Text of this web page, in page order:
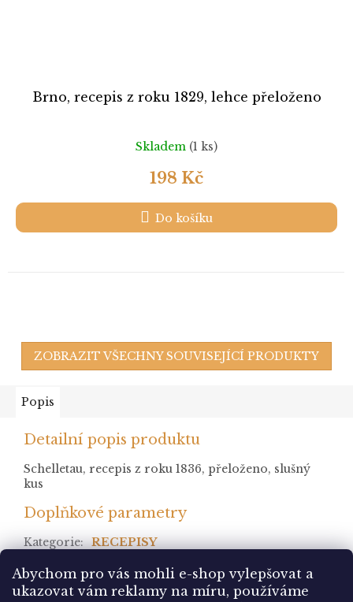
Abychom pro vás mohli e-shop vylepšovat a
ukazovat vám reklamy na míru, používáme
Brno, recepis z roku 1829, lehce přeloženo
Skladem (1 ks)
198 Kč
Do košíku
ZOBRAZIT VŠECHNY SOUVISEJÍCÍ PRODUKTY
Popis
Detailní popis produktu
Schelletau, recepis z roku 1836, přeloženo, slušný
kus
Doplňkové parametry
Kategorie: RECEPISY